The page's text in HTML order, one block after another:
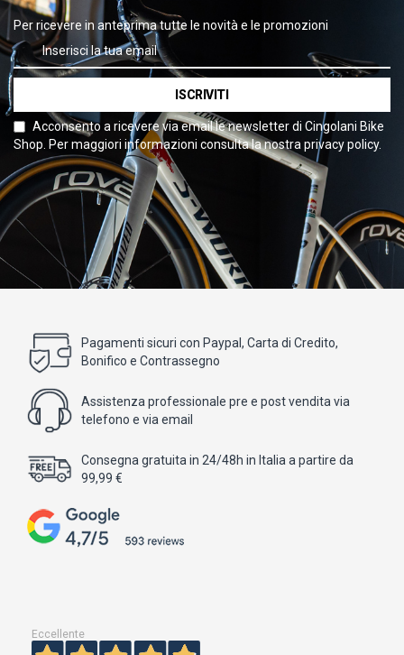
Per ricevere in anteprima tutte le novità e le promozioni
ISCRIVITI
Acconsento a ricevere via email le newsletter di Cingolani Bike
Shop. Per maggiori informazioni consulta la nostra privacy policy.
Pagamenti sicuri con Paypal, Carta di Credito,
Bonifico e Contrassegno
Assistenza professionale pre e post vendita via
telefono e via email
Consegna gratuita in 24/48h in Italia a partire da
99,99 €
Eccellente